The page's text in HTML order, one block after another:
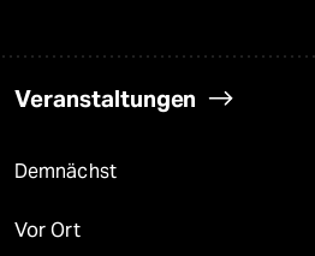
Veranstaltungen
Demnächst
Vor Ort